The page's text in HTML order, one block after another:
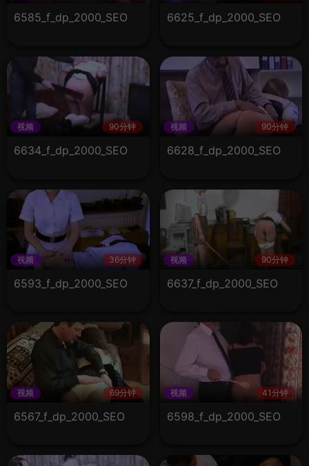
6585_f_dp_2000_SEO 6625_f_dp_2000_SEO
视频 90分钟
6634_f_dp_2000_SEO
视频 90分钟
6628_f_dp_2000_SEO
视频 36分钟
6593_f_dp_2000_SEO
视频 90分钟
6637_f_dp_2000_SEO
视频 69分钟
6567_f_dp_2000_SEO
视频 41分钟
6598_f_dp_2000_SEO